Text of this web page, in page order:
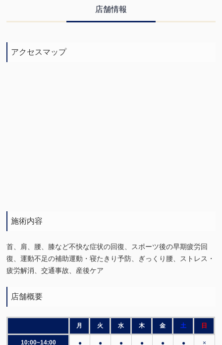
店舗情報
アクセスマップ
施術内容
首、肩、腰、膝など不快な症状の回復、スポーツ後の早期疲労回
復、運動不足の補助運動・寝たきり予防、ぎっくり腰、ストレス・
疲労解消、交通事故、産後ケア
店舗概要
月 火 水 木 金 土 日
10:00~14:00 ● ● ● ● ● ● ×